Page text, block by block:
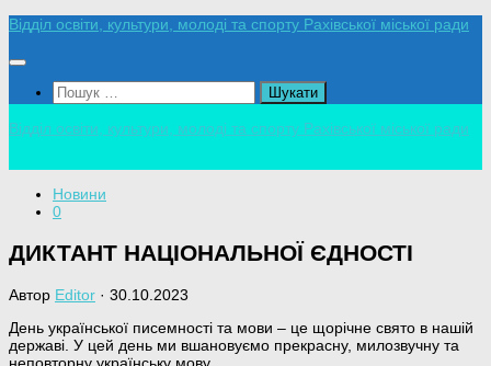
Skip
content
Відділ освіти, культури, молоді та спорту Рахівської міської ради
Пошук:
Відділ освіти, культури, молоді та спорту Рахівської міської ради
Новини
0
ДИКТАНТ НАЦІОНАЛЬНОЇ ЄДНОСТІ
Автор Editor · 30.10.2023
День української писемності та мови – це щорічне свято в нашій
державі. У цей день ми вшановуємо прекрасну, милозвучну та
неповторну українську мову.